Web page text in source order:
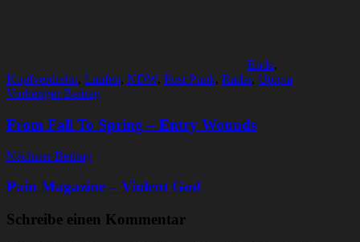
Ende,
Kopfverdrehn, Laufen, NDW, Post Punk, Radar, Utopia
Beitragsnavigation
Vorheriger Beitrag
From Fall To Spring – Entry Wounds
Nächster Beitrag
Pain Magazine – Violent God
Schreibe einen Kommentar